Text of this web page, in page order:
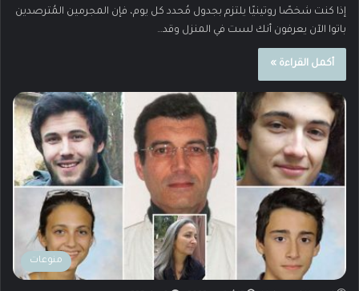
إذا كنت شخصًا روتينيًا يلتزم بجدول مُحدد كل يوم، فإن المجرمين المُترصدين
باتوا الآن يعرفون أنك لست في المنزل وقد…
أكمل القراءة »
منوعات